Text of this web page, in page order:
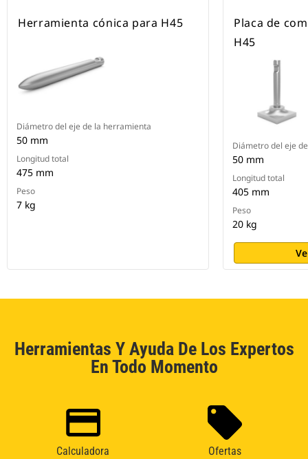
Herramienta cónica para H45
Diámetro del eje de la herramienta
50 mm
Longitud total
475 mm
Peso
7 kg
Placa de
H45
Diámetro del eje
50 mm
Longitud total
405 mm
Peso
20 kg
Herramientas Y Ayuda De Los Expertos
En Todo Momento
Calculadora
Ofertas